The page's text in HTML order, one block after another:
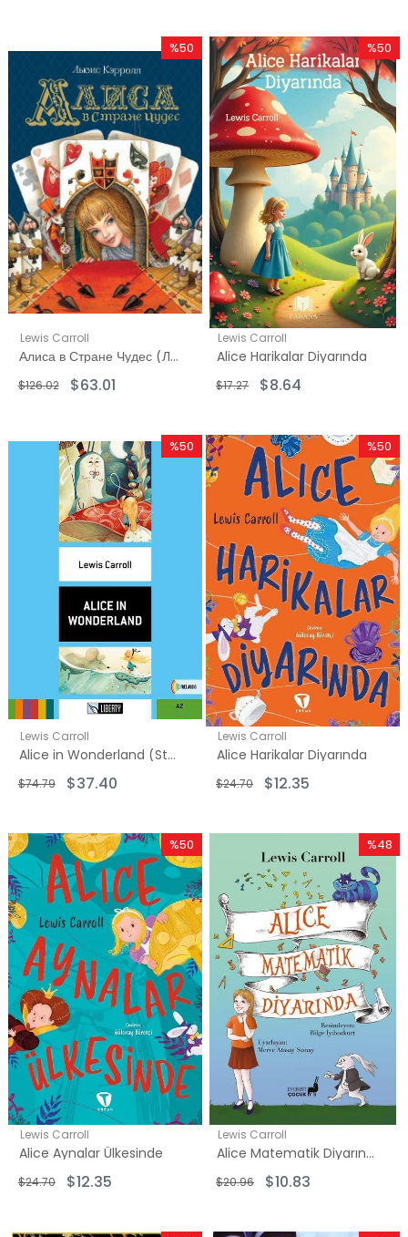
Lewis Carroll
Алиса в Стране Чудес (Любимые детские писатели)
$63.01
$126.02
%50
%50İndirim
Lewis Carroll
Alice Harikalar Diyarında
$8.64
$17.27
%50
İndirim
Lewis Carroll
Alice in Wonderland (Step Up) A2
$37.40
$74.79
%50
%50İndirim
Lewis Carroll
Alice Harikalar Diyarında
$12.35
$24.70
%50
İndirim
Lewis Carroll
Alice Aynalar Ülkesinde
$12.35
$24.70
%50
İndirim
%50İndirim
Lewis Carroll
Alice Matematik Diyarında
$10.83
$20.96
%48
İndirim